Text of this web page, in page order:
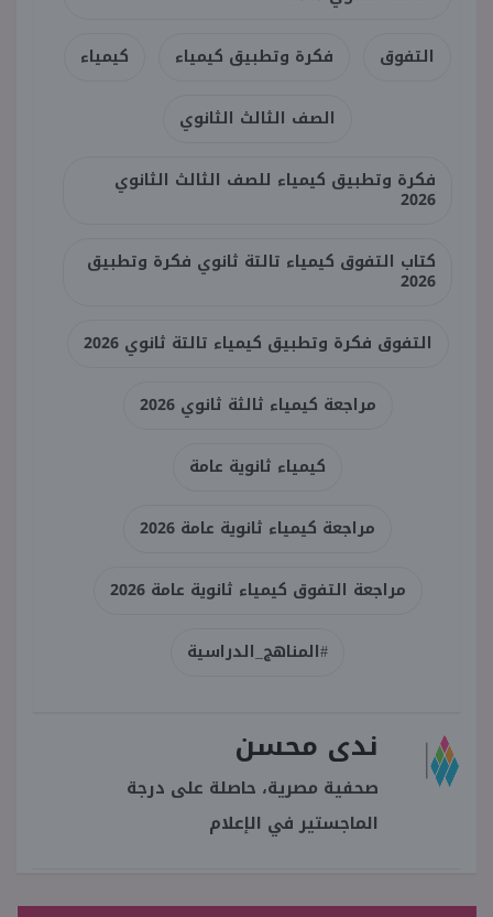
التفوق فكرة وتطبيق كيمياء كيمياء
الصف الثالث الثانوي
فكرة وتطبيق كيمياء للصف الثالث الثانوي
2026
كتاب التفوق كيمياء تالتة ثانوي فكرة وتطبيق
2026
التفوق فكرة وتطبيق كيمياء تالتة ثانوي 2026
مراجعة كيمياء ثالثة ثانوي 2026
كيمياء ثانوية عامة
مراجعة كيمياء ثانوية عامة 2026
مراجعة التفوق كيمياء ثانوية عامة 2026
#المناهج_الدراسية
ندى محسن
صحفية مصرية، حاصلة على درجة
الماجستير في الإعلام